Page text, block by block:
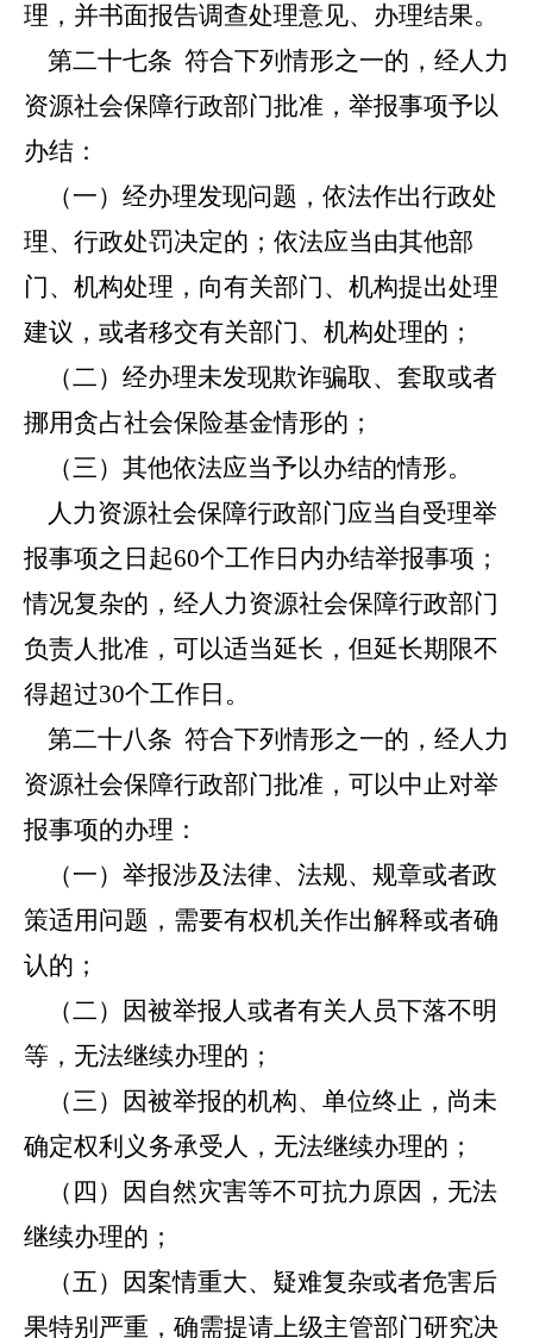
理，并书面报告调查处理意见、办理结果。
第二十七条 符合下列情形之一的，经人力
资源社会保障行政部门批准，举报事项予以
办结：
（一）经办理发现问题，依法作出行政处
理、行政处罚决定的；依法应当由其他部
门、机构处理，向有关部门、机构提出处理
建议，或者移交有关部门、机构处理的；
（二）经办理未发现欺诈骗取、套取或者
挪用贪占社会保险基金情形的；
（三）其他依法应当予以办结的情形。
人力资源社会保障行政部门应当自受理举
报事项之日起60个工作日内办结举报事项；
情况复杂的，经人力资源社会保障行政部门
负责人批准，可以适当延长，但延长期限不
得超过30个工作日。
第二十八条 符合下列情形之一的，经人力
资源社会保障行政部门批准，可以中止对举
报事项的办理：
（一）举报涉及法律、法规、规章或者政
策适用问题，需要有权机关作出解释或者确
认的；
（二）因被举报人或者有关人员下落不明
等，无法继续办理的；
（三）因被举报的机构、单位终止，尚未
确定权利义务承受人，无法继续办理的；
（四）因自然灾害等不可抗力原因，无法
继续办理的；
（五）因案情重大、疑难复杂或者危害后
果特别严重，确需提请上级主管部门研究决